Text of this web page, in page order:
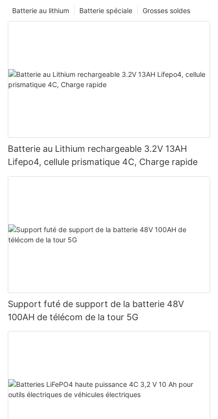
Grosses soldes
Batterie spéciale
Batterie au lithium
Batterie au Lithium rechargeable 3.2V 13AH
Lifepo4, cellule prismatique 4C, Charge rapide
Support futé de support de la batterie 48V
100AH ​​de télécom de la tour 5G